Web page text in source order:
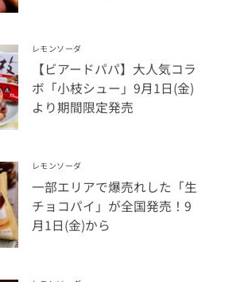
レモンソーダ
【ビアードパパ】大人気コラ
ボ「小枝シュー」9月1日(金)
より期間限定発売
レモンソーダ
一部エリアで爆売れした「生
チョコパイ」が全国発売！9
月1日(金)から